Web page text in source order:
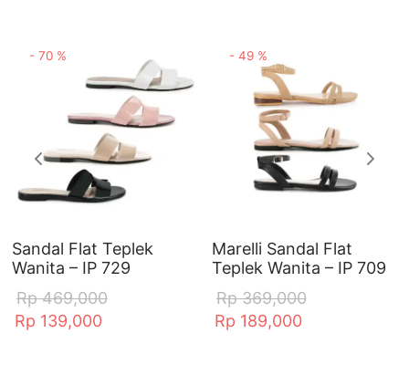
- 70 %
Sandal Flat Teplek
Wanita – IP 729
Rp469,000
Rp 139,000
- 49 %
Marelli Sandal Flat
Teplek Wanita – IP 709
Rp369,000
Rp 189,000